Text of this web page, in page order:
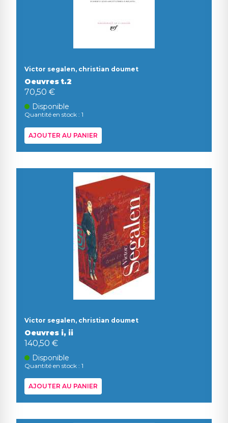
Victor segalen, christian doumet
Oeuvres t.2
70,50 €
Disponible
Quantité en stock : 1
AJOUTER AU PANIER
Victor segalen, christian doumet
Oeuvres i, ii
140,50 €
Disponible
Quantité en stock : 1
AJOUTER AU PANIER